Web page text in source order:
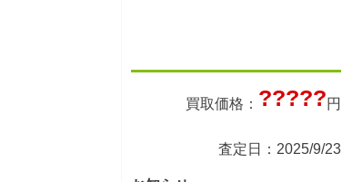
買取価格： ?????円
査定日：2025/9/23